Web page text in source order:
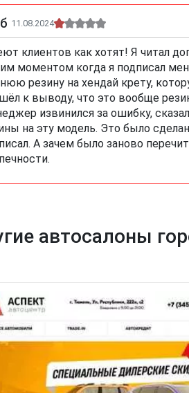
11.08.2024
клиентов как хотят! Я читал
моментом когда я подписал
резину на хендай крету,
к выводу, что это вообще
извинился за ошибку,
на эту модель. Это было
А зачем было заново
автосалоны